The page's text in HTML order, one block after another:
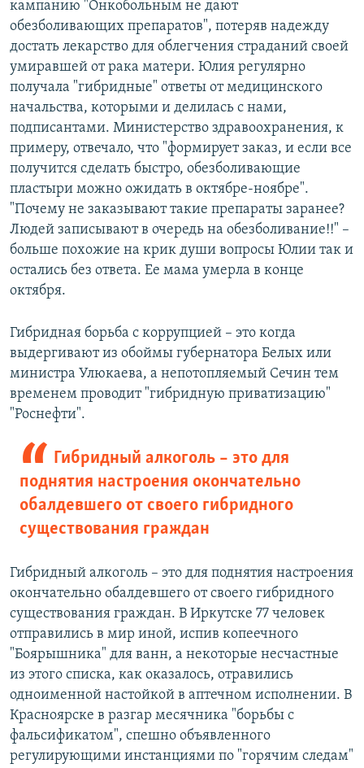
кампанию "Онкобольным не дают
обезболивающих препаратов", потеряв надежду
достать лекарство для облегчения страданий своей
умиравшей от рака матери. Юлия регулярно
получала "гибридные" ответы от медицинского
начальства, которыми и делилась с нами,
подписантами. Министерство здравоохранения, к
примеру, отвечало, что "формирует заказ, и если все
получится сделать быстро, обезболивающие
пластыри можно ожидать в октябре-ноябре".
"Почему не заказывают такие препараты заранее?
Людей записывают в очередь на обезболивание!!" –
больше похожие на крик души вопросы Юлии так и
остались без ответа. Ее мама умерла в конце
октября.
Гибридная борьба с коррупцией – это когда
выдергивают из обоймы губернатора Белых или
министра Улюкаева, а непотопляемый Сечин тем
временем проводит "гибридную приватизацию"
"Роснефти".
Гибридный алкоголь – это для
поднятия настроения окончательно
обалдевшего от своего гибридного
существования граждан
Гибридный алкоголь – это для поднятия настроения
окончательно обалдевшего от своего гибридного
существования граждан. В Иркутске 77 человек
отправились в мир иной, испив копеечного
"Боярышника" для ванн, а некоторые несчастные
из этого списка, как оказалось, отравились
одноименной настойкой в аптечном исполнении. В
Красноярске в разгар месячника "борьбы с
фальсификатом", спешно объявленного
регулирующими инстанциями по "горячим следам"